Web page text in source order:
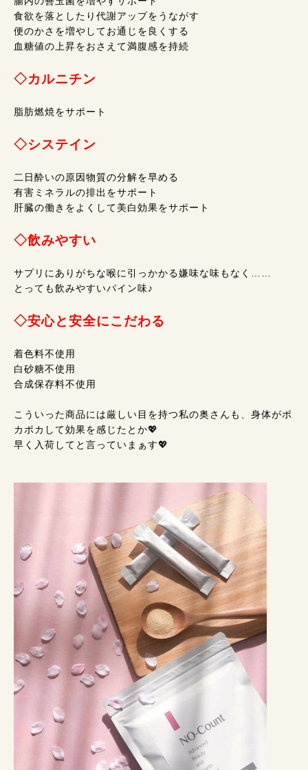
食欲を落としたり代謝アップをうながす
便のかさを増やしてお通じを良くする
血糖値の上昇をおさえて満腹感を持続
◇カルニチン
脂肪燃焼をサポート
◇システイン
二日酔いの原因物質の分解を早める
有害ミネラルの排出をサポート
肝臓の働きをよくして美白効果をサポート
◇飲みやすい
サプリにありがちな喉に引っかかる嫌味な味もなく……
とっても飲みやすいパイン味♪
◇安心と安全にこだわる
着色料不使用
白砂糖不使用
合成保存料不使用
こういった商品には厳しい目を持つ私の奥さんも、身体がポ
カポカして効果を感じたとか💖
早く入荷してと言っていまぁす💖